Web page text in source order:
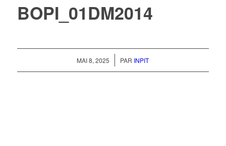
BOPI_01DM2014
MAI 8, 2025
/ PAR INPIT